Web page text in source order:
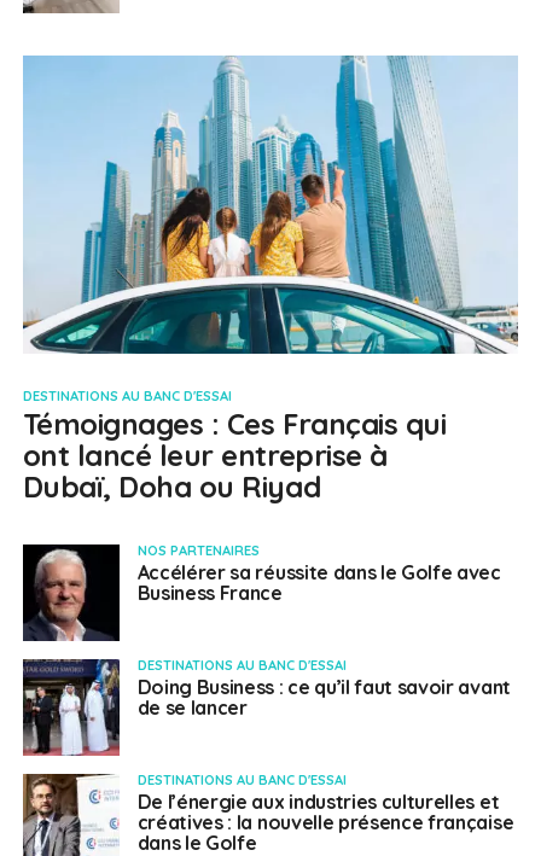
DESTINATIONS AU BANC D'ESSAI
Témoignages : Ces Français qui
ont lancé leur entreprise à
Dubaï, Doha ou Riyad
NOS PARTENAIRES
Accélérer sa réussite dans le Golfe avec
Business France
DESTINATIONS AU BANC D'ESSAI
Doing Business : ce qu’il faut savoir avant
de se lancer
DESTINATIONS AU BANC D'ESSAI
De l’énergie aux industries culturelles et
créatives : la nouvelle présence française
dans le Golfe